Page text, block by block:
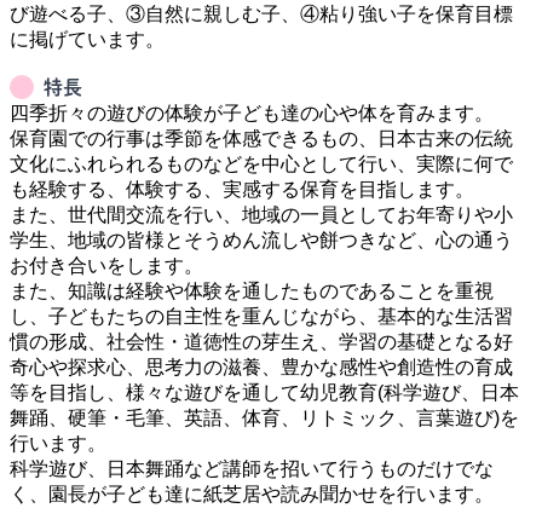
び遊べる子、③自然に親しむ子、④粘り強い子を保育目標
特長
四季折々の遊びの体験が子ども達の心や体を育みます。
保育園での行事は季節を体感できるもの、日本古来の伝統
文化にふれられるものなどを中心として行い、実際に何で
も経験する、体験する、実感する保育を目指します。
また、世代間交流を行い、地域の一員としてお年寄りや小
学生、地域の皆様とそうめん流しや餅つきなど、心の通う
お付き合いをします。
また、知識は経験や体験を通したものであることを重視
し、子どもたちの自主性を重んじながら、基本的な生活習
慣の形成、社会性・道徳性の芽生え、学習の基礎となる好
奇心や探求心、思考力の滋養、豊かな感性や創造性の育成
等を目指し、様々な遊びを通して幼児教育(科学遊び、日本
舞踊、硬筆・毛筆、英語、体育、リトミック、言葉遊び)を
行います。
科学遊び、日本舞踊など講師を招いて行うものだけでな
く、園長が子ども達に紙芝居や読み聞かせを行います。